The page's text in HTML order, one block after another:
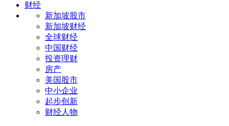
财经
新加坡股市
新加坡财经
全球财经
中国财经
投资理财
房产
美国股市
中小企业
起步创新
财经人物